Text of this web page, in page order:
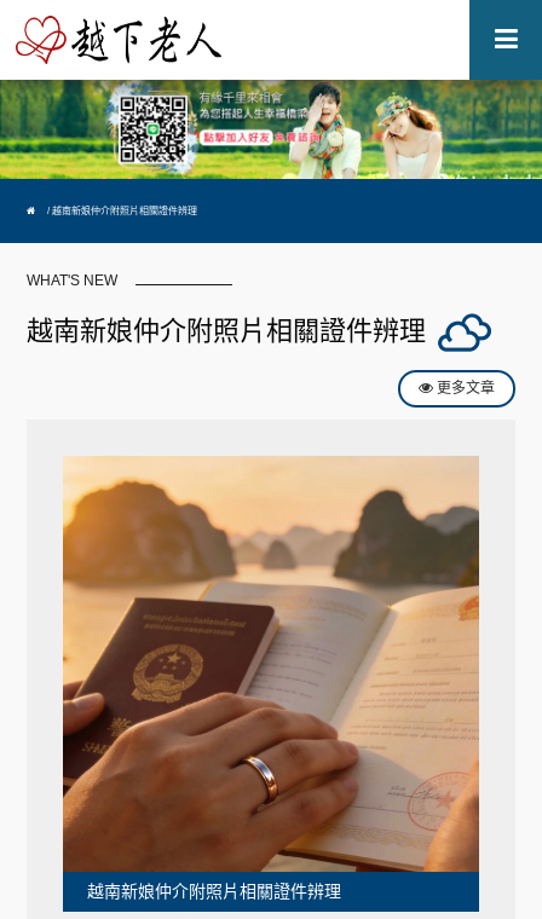
越南新娘仲介附照片相關證件辨理
WHAT'S NEW
越南新娘仲介附照片相關證件辨理
更多文章
越南新娘仲介附照片相關證件辨理